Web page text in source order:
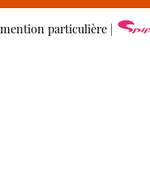
particulière |